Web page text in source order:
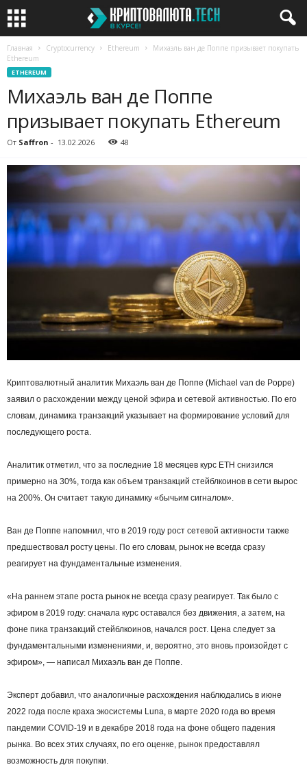
Главная Cryptocurrency Ethereum
Михаэль ван де Поппе призывает покупать
Ethereum
ETHEREUM
Михаэль ван де Поппе
призывает покупать Ethereum
От Saffron - 13.02.2026 48
Криптовалютный аналитик Михаэль ван де Поппе (Michael van de Poppe)
заявил о расхождении между ценой эфира и сетевой активностью. По его
словам, динамика транзакций указывает на формирование условий для
последующего роста.
Аналитик отметил, что за последние 18 месяцев курс ETH снизился
примерно на 30%, тогда как объем транзакций стейблкоинов в сети вырос
на 200%. Он считает такую динамику «бычьим сигналом».
Ван де Поппе напомнил, что в 2019 году рост сетевой активности также
предшествовал росту цены. По его словам, рынок не всегда сразу
реагирует на фундаментальные изменения.
«На раннем этапе роста рынок не всегда сразу реагирует. Так было с
эфиром в 2019 году: сначала курс оставался без движения, а затем, на
фоне пика транзакций стейблкоинов, начался рост. Цена следует за
фундаментальными изменениями, и, вероятно, это вновь произойдет с
эфиром», — написал Михаэль ван де Поппе.
Эксперт добавил, что аналогичные расхождения наблюдались в июне
2022 года после краха экосистемы Luna, в марте 2020 года во время
пандемии COVID-19 и в декабре 2018 года на фоне общего падения
рынка. Во всех этих случаях, по его оценке, рынок предоставлял
возможность для покупки.